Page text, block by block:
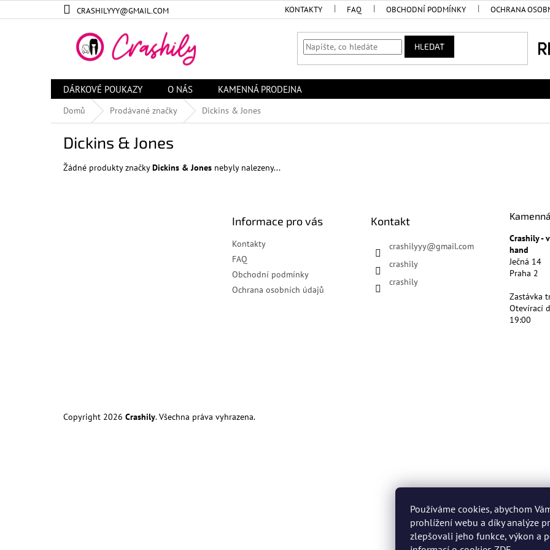
Používáme cookies, abychom
prohlížení webu a díky analýze
zlepšovali jeho funkce, výkon a
na
CRASHILYYY@GMAIL.COM KONTAKTY FAQ OBCHODNÍ PODMÍNKY OCHRANA
HLEDAT
DÁRKOVÉ POUKAZY O NÁS KAMENNÁ PRODEJNA
Domů Prodávané značky Dickins & Jones
Dickins & Jones
Žádné produkty značkyDickins & Jones nebyly nalezeny...
Informace pro vás
Kontakty
FAQ
Obchodní podmínky
Ochrana osobních údajů
Kontakt
crashilyyy@gmail.com
crashily
crashily
Crashily -
hand
Ječná 14
Praha 2
Zastávka
Otevírací
19:00
Copyright 2026 Crashily. Všechna práva vyhrazena.